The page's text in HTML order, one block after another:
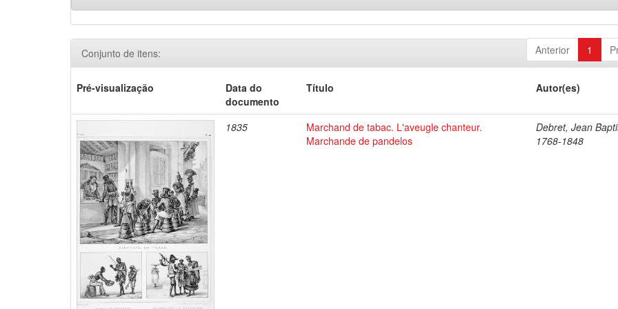
Anterior 1
Conjunto de itens:
Pré-visualização
Data do
documento
Título Autor(es)
1835
Marchand de tabac. L'aveugle chanteur.
Marchande de pandelos
Debret, Jean
1768-1848